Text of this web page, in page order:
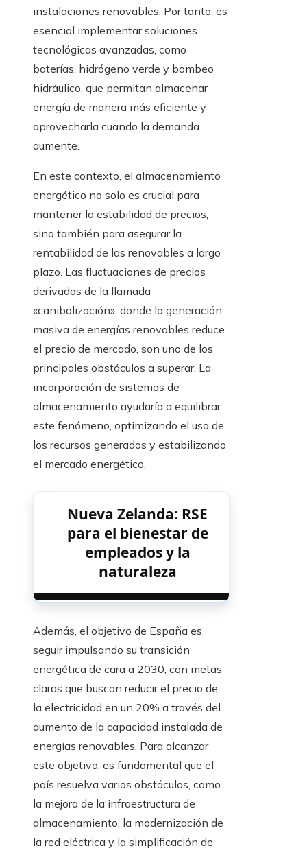
instalaciones renovables. Por tanto, es
esencial implementar soluciones
tecnológicas avanzadas, como
baterías, hidrógeno verde y bombeo
hidráulico, que permitan almacenar
energía de manera más eficiente y
aprovecharla cuando la demanda
aumente.
En este contexto, el almacenamiento
energético no solo es crucial para
mantener la estabilidad de precios,
sino también para asegurar la
rentabilidad de las renovables a largo
plazo. Las fluctuaciones de precios
derivadas de la llamada
«canibalización», donde la generación
masiva de energías renovables reduce
el precio de mercado, son uno de los
principales obstáculos a superar. La
incorporación de sistemas de
almacenamiento ayudaría a equilibrar
este fenómeno, optimizando el uso de
los recursos generados y estabilizando
el mercado energético.
Nueva Zelanda: RSE
para el bienestar de
empleados y la
naturaleza
Además, el objetivo de España es
seguir impulsando su transición
energética de cara a 2030, con metas
claras que buscan reducir el precio de
la electricidad en un 20% a través del
aumento de la capacidad instalada de
energías renovables. Para alcanzar
este objetivo, es fundamental que el
país resuelva varios obstáculos, como
la mejora de la infraestructura de
almacenamiento, la modernización de
la red eléctrica y la simplificación de